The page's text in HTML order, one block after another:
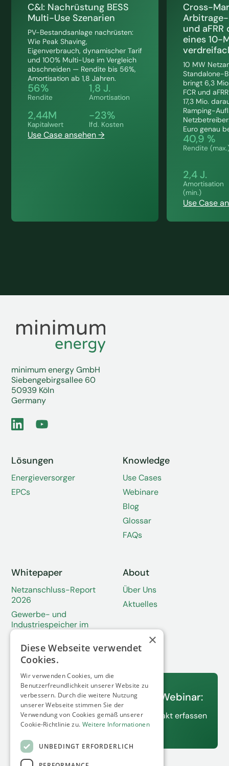
C&I: Nachrüstung BESS
Multi-Use Szenarien
PV-Bestandsanlage nachrüsten:
Wie Peak Shaving,
Eigenverbrauch, dynamischer Tarif
und 100% Multi-Use im Vergleich
abschneiden — Rendite bis 56%,
Amortisation ab 1,8 Jahren.
56%
Rendite
1,8 J.
Amortisation
2,44M
Kapitalwert
-23%
lfd. Kosten
Use Case ansehen →
Cross-
Arbitrage-
und
eines 10-
10 MW
Standalone-
bringt 6,3
FCR und
17,3 Mio.
Ramping-
Euro genau
40,9 %
Rendite
2,4 J.
Amortisation
(min.)
Use Case
minimum energy GmbH
Siebengebirgsallee 60
50939 Köln
Germany
Lösungen
Energieversorger
EPCs
Knowledge
Use Cases
Webinare
Blog
Glossar
FAQs
Whitepaper
Netzanschluss-Report
2026
Gewerbe- und
Industriespeicher im
Wandel
Solarspitzengesetz
About
Über Uns
Aktuelles
13.08.2026
Unser nächstes kostenfreies Webinar:
C&I Standorte als digitalen Zwilling exakt erfassen
×
Diese Webseite verwendet
Cookies.
Wir verwenden Cookies, um die
Benutzerfreundlichkeit unserer Website zu
verbessern. Durch die weitere Nutzung
unserer Webseite stimmen Sie der
Verwendung von Cookies gemäß unserer
Cookie-Richtlinie zu. Weitere Informationen
UNBEDINGT ERFORDERLICH